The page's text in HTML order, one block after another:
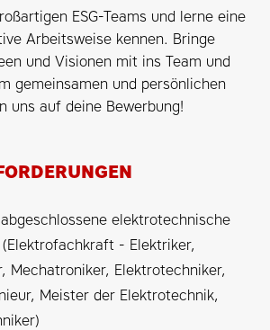
ESG-Teams und lerne eine
Arbeitsweise kennen. Bringe
und Visionen mit ins Team und
gemeinsamen und persönlichen
uns auf deine Bewerbung!
elektrotechnische
- Elektriker,
Mechatroniker, Elektrotechniker,
Meister der Elektrotechnik,